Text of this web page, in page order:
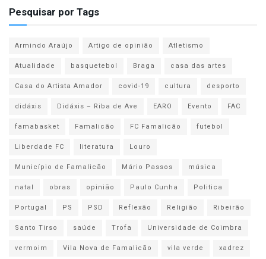
Pesquisar por Tags
Armindo Araújo Artigo de opinião
Atletismo
Atualidade
basquetebol Braga
casa das artes
Casa do Artista Amador
covid-19 cultura
desporto
didáxis
Didáxis – Riba de Ave EARO Evento
FAC
famabasket
Famalicão FC Famalicão
futebol
Liberdade FC
literatura
Louro
Município de Famalicão
Mário Passos
música
natal
obras opinião Paulo Cunha
Politica
Portugal
PS PSD Reflexão Religião
Ribeirão
Santo Tirso
saúde Trofa
Universidade de Coimbra
vermoim
Vila Nova de Famalicão vila verde xadrez